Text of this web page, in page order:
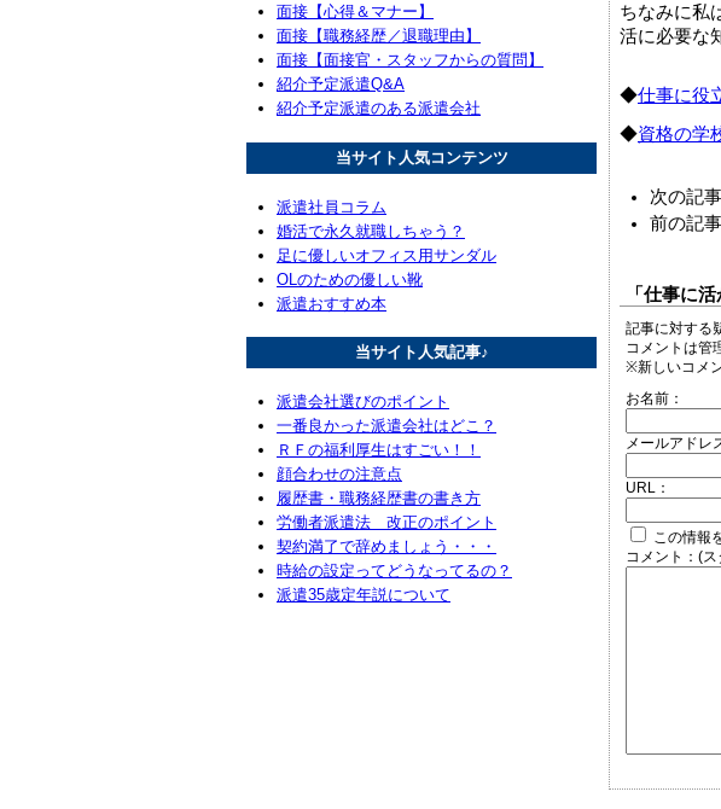
ちなみに私
活に必要な
◆仕事に役
◆資格の学
次の記
前の記
「仕事に
記事に対する
コメントは管
※新しいコメ
お名前：
メールアドレ
URL：
この情報
コメント：(
面接【心得＆マナー】
面接【職務経歴／退職理由】
面接【面接官・スタッフからの質問】
紹介予定派遣Q&A
紹介予定派遣のある派遣会社
当サイト人気コンテンツ
派遣社員コラム
婚活で永久就職しちゃう？
足に優しいオフィス用サンダル
OLのための優しい靴
派遣おすすめ本
当サイト人気記事♪
派遣会社選びのポイント
一番良かった派遣会社はどこ？
ＲＦの福利厚生はすごい！！
顔合わせの注意点
履歴書・職務経歴書の書き方
労働者派遣法 改正のポイント
契約満了で辞めましょう・・・
時給の設定ってどうなってるの？
派遣35歳定年説について